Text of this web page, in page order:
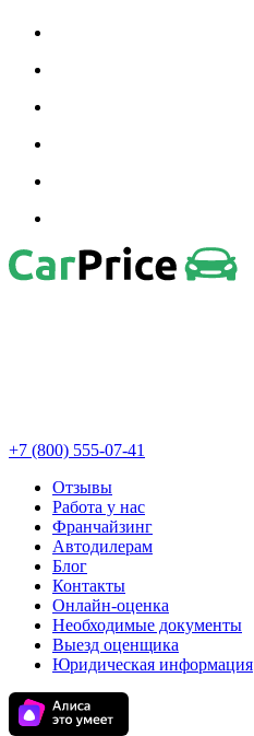
+7 (800) 555-07-41
Отзывы
Работа у нас
Франчайзинг
Автодилерам
Блог
Контакты
Онлайн-оценка
Необходимые документы
Выезд оценщика
Юридическая информация